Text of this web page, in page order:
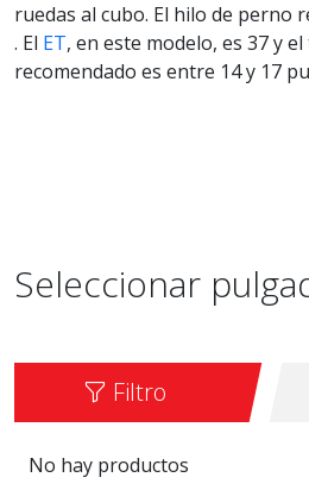
ruedas al cubo. El hilo de perno
. El ET, en este modelo, es 37 y
recomendado es entre 14 y 17
Seleccionar
Filtro
No hay productos